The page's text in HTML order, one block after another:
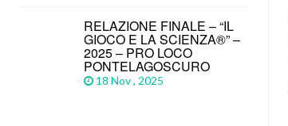
RELAZIONE FINALE – “IL
GIOCO E LA SCIENZA®” –
2025 – PRO LOCO
PONTELAGOSCURO
18 Nov , 2025